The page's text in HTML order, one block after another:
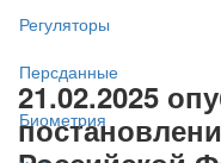
Регуляторы
Персданные
Биометрия
21.02.2025